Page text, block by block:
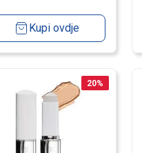
Kupi ovdje
20%